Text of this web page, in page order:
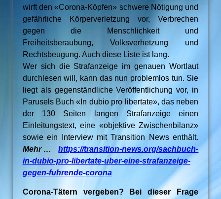
wirft den «Corona-Köpfen» schwere Nötigung und
gefährliche Körperverletzung vor, Verbrechen
gegen die Menschlichkeit und
Freiheitsberaubung, Volksverhetzung und
Rechtsbeugung. Auch diese Liste ist lang.
Wer sich die Strafanzeige im genauen Wortlaut
durchlesen will, kann das nun problemlos tun. Sie
liegt als gegenständliche Veröffentlichung vor, in
Parusels Buch «In dubio pro libertate», das neben
der 130 Seiten langen Strafanzeige einen
Einleitungstext, eine «objektive Zwischenbilanz»
sowie ein Interview mit Transition News enthält.
Mehr …https://transition-news.org/sachbuch-
in-dubio-pro-libertate-uber-eine-strafanzeige-
gegen-fuhrende-corona
Corona-Tätern vergeben? Bei dieser Frage